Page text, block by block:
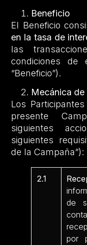
Beneficio
El Beneficio
en la tasa de
las
condiciones de
“Beneficio”).
Mecánica de
Los
presente
siguientes
siguientes
de la Campaña”):
2.1
de
por